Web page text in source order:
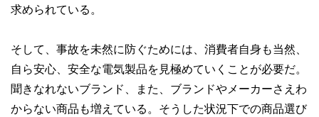
求められている。
そして、事故を未然に防ぐためには、消費者自身も当然、
自ら安心、安全な電気製品を見極めていくことが必要だ。
聞きなれないブランド、また、ブランドやメーカーさえわ
からない商品も増えている。そうした状況下での商品選び